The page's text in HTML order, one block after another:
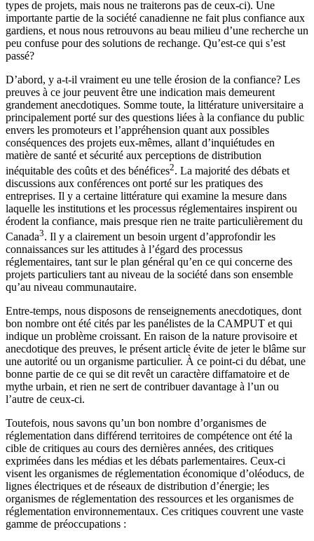
types de projets, mais nous ne traiterons pas de ceux-ci). Une
importante partie de la société canadienne ne fait plus confiance aux
gardiens, et nous nous retrouvons au beau milieu d’une recherche un
peu confuse pour des solutions de rechange. Qu’est-ce qui s’est
passé?
D’abord, y a-t-il vraiment eu une telle érosion de la confiance? Les
preuves à ce jour peuvent être une indication mais demeurent
grandement anecdotiques. Somme toute, la littérature universitaire a
principalement porté sur des questions liées à la confiance du public
envers les promoteurs et l’appréhension quant aux possibles
conséquences des projets eux-mêmes, allant d’inquiétudes en
matière de santé et sécurité aux perceptions de distribution
inéquitable des coûts et des bénéfices2. La majorité des débats et
discussions aux conférences ont porté sur les pratiques des
entreprises. Il y a certaine littérature qui examine la mesure dans
laquelle les institutions et les processus réglementaires inspirent ou
érodent la confiance, mais presque rien ne traite particulièrement du
Canada3. Il y a clairement un besoin urgent d’approfondir les
connaissances sur les attitudes à l’égard des processus
réglementaires, tant sur le plan général qu’en ce qui concerne des
projets particuliers tant au niveau de la société dans son ensemble
qu’au niveau communautaire.
Entre-temps, nous disposons de renseignements anecdotiques, dont
bon nombre ont été cités par les panélistes de la CAMPUT et qui
indique un problème croissant. En raison de la nature provisoire et
anecdotique des preuves, le présent article évite de jeter le blâme sur
une autorité ou un organisme particulier. À ce point-ci du débat, une
bonne partie de ce qui se dit revêt un caractère diffamatoire et de
mythe urbain, et rien ne sert de contribuer davantage à l’un ou
l’autre de ceux-ci.
Toutefois, nous savons qu’un bon nombre d’organismes de
réglementation dans différend territoires de compétence ont été la
cible de critiques au cours des dernières années, des critiques
exprimées dans les médias et les débats parlementaires. Ceux-ci
visent les organismes de réglementation économique d’oléoducs, de
lignes électriques et de réseaux de distribution d’énergie; les
organismes de réglementation des ressources et les organismes de
réglementation environnementaux. Ces critiques couvrent une vaste
gamme de préoccupations :